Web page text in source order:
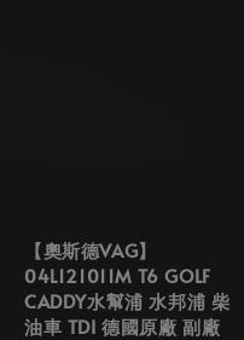
【奧斯德VAG】
04L121011M T6 GOLF
CADDY水幫浦 水邦浦 柴
油車 TDI 德國原廠 副廠